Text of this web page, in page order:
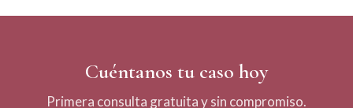
Cuéntanos tu caso hoy
Primera consulta gratuita y sin compromiso.